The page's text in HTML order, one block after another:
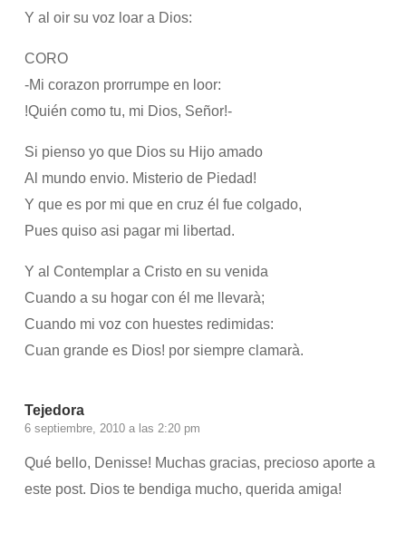
Y al oir su voz loar a Dios:
CORO
-Mi corazon prorrumpe en loor:
!Quién como tu, mi Dios, Señor!-
Si pienso yo que Dios su Hijo amado
Al mundo envio. Misterio de Piedad!
Y que es por mi que en cruz él fue colgado,
Pues quiso asi pagar mi libertad.
Y al Contemplar a Cristo en su venida
Cuando a su hogar con él me llevarà;
Cuando mi voz con huestes redimidas:
Cuan grande es Dios! por siempre clamarà.
Tejedora
6 septiembre, 2010 a las 2:20 pm
Qué bello, Denisse! Muchas gracias, precioso aporte a
este post. Dios te bendiga mucho, querida amiga!